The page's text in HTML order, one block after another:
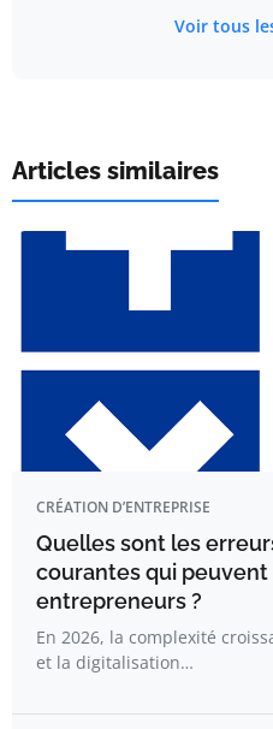
Voir tous
Articles similaires
CRÉATION D’ENTREPRISE
Quelles sont les
courantes qui
entrepreneurs ?
En 2026, la complexité
et la digitalisation…